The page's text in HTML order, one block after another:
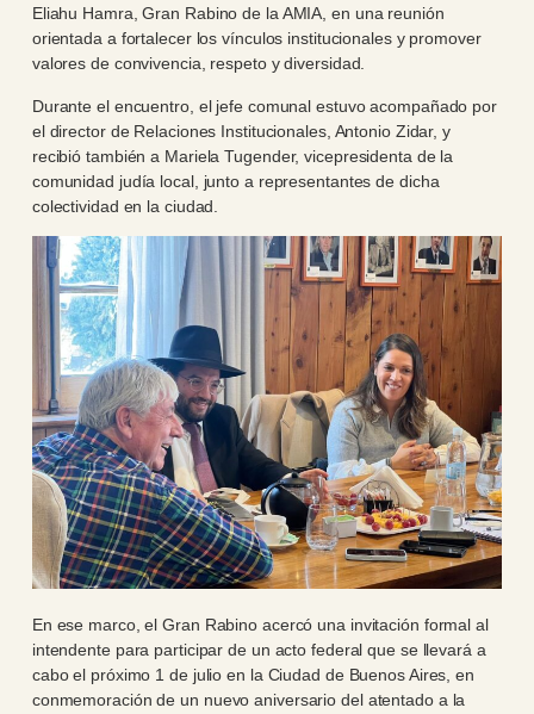
Eliahu Hamra, Gran Rabino de la AMIA, en una reunión
orientada a fortalecer los vínculos institucionales y promover
valores de convivencia, respeto y diversidad.
Durante el encuentro, el jefe comunal estuvo acompañado por
el director de Relaciones Institucionales, Antonio Zidar, y
recibió también a Mariela Tugender, vicepresidenta de la
comunidad judía local, junto a representantes de dicha
colectividad en la ciudad.
En ese marco, el Gran Rabino acercó una invitación formal al
intendente para participar de un acto federal que se llevará a
cabo el próximo 1 de julio en la Ciudad de Buenos Aires, en
conmemoración de un nuevo aniversario del atentado a la